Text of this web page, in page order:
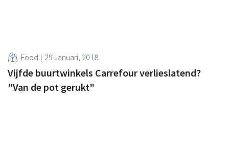
Food 29 Januari, 2018
Vijfde buurtwinkels Carrefour verlieslatend?
"Van de pot gerukt"